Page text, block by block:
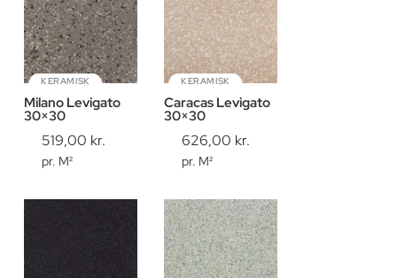
KERAMISK
Milano Levigato
30×30
519,00 kr.
pr. M²
KERAMISK
Caracas Levigato
30×30
626,00 kr.
pr. M²